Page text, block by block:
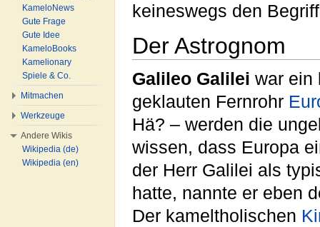
keineswegs den
Der Astrognom
Galileo Galilei war ein
geklauten Fernrohr
Hä? – werden die
wissen, dass Europa
der Herr Galilei als
hatte, nannte er eben
Der kameltholischen
KameloNews
Gute Frage
Gute Idee
KameloBooks
Kamelionary
Spiele & Co.
Mitmachen
Werkzeuge
Andere Wikis
Wikipedia (de)
Wikipedia (en)